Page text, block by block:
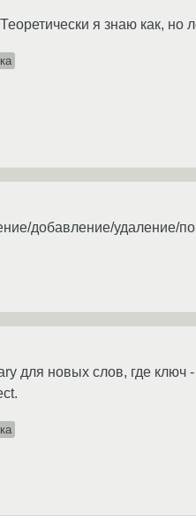
я знаю как,
добавление/удаление/
для новых слов, где ключ